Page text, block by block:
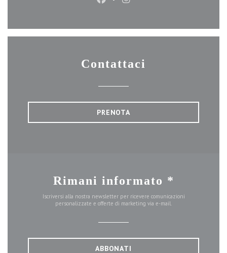
Facebook ((apre una nuova
Instagram ((apre una
Contattaci
PRENOTA
Rimani informato *
Iscriversi alla nostra newsletter per ricevere comunicazioni
personalizzate e offerte di marketing via e-mail.
ABBONATI